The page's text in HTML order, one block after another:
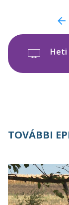
Heti
TOVÁBBI